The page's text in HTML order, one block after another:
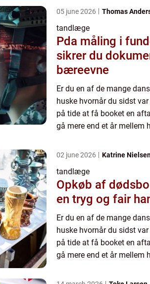
sundt og st...
05 june 2026 Thomas
tandlæge
Pda måling i
sikrer du
bæreevne
Er du en af de mange
huske hvornår du sidst
på tide at få booket en
gå mere end et år mellem
sundt og st...
02 june 2026 Katrine
tandlæge
Opkøb af dødsbo sådan foregår
en tryg og fair
Er du en af de mange
huske hvornår du sidst
på tide at få booket en
gå mere end et år mellem
sundt og st...